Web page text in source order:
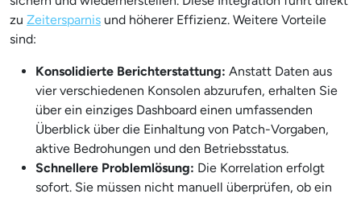
zu Zeitersparnis und höherer Effizienz. Weitere Vorteile
sind:
Konsolidierte Berichterstattung: Anstatt Daten aus
vier verschiedenen Konsolen abzurufen, erhalten Sie
über ein einziges Dashboard einen umfassenden
Überblick über die Einhaltung von Patch-Vorgaben,
aktive Bedrohungen und den Betriebsstatus.
Schnellere Problemlösung: Die Korrelation erfolgt
sofort. Sie müssen nicht manuell überprüfen, ob ein